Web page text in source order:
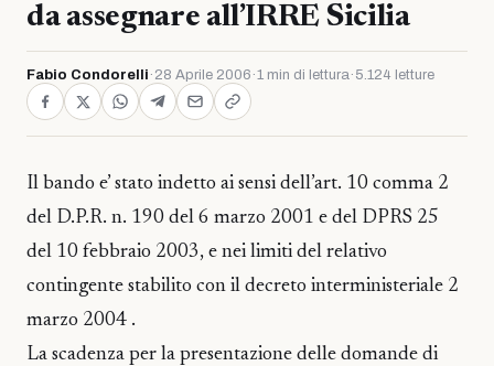
da assegnare all’IRRE Sicilia
Fabio Condorelli · 28 Aprile 2006 ·1 min di lettura· 5.124 letture
Il bando e’ stato indetto ai sensi dell’art. 10 comma 2
del D.P.R. n. 190 del 6 marzo 2001 e del DPRS 25
del 10 febbraio 2003, e nei limiti del relativo
contingente stabilito con il decreto interministeriale 2
marzo 2004 .
La scadenza per la presentazione delle domande di